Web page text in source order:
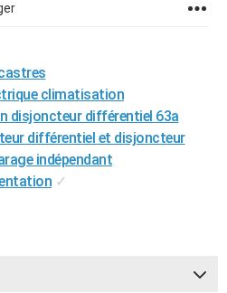
climatisation
disjoncteur différentiel 63a
différentiel et disjoncteur
indépendant
✓